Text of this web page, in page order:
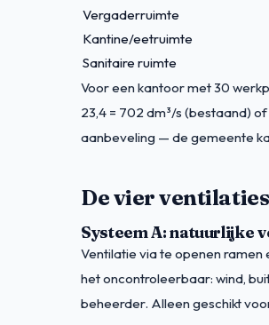
Vergaderruimte
Kantine/eetruimte
Sanitaire ruimte
Voor een kantoor met 30
23,4 = 702 dm³/s (bestaand)
aanbeveling — de gemeente
De vier
Systeem A: natuurlijke
Ventilatie via te openen ramen
het oncontroleerbaar: wind,
beheerder. Alleen geschikt